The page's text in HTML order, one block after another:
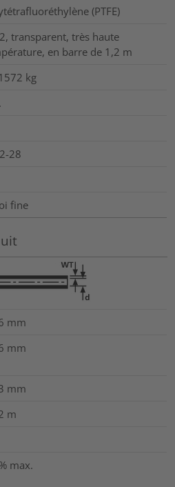
(PTFE)
transparent, très haute
en barre de 1,2 m
kg
28
fine
mm
mm
mm
m
max.